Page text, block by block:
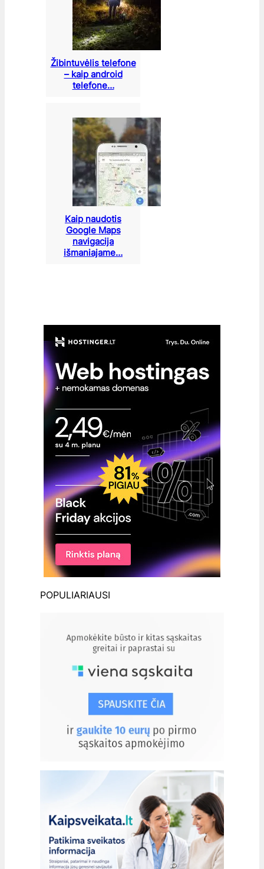
Žibintuvėlis telefone
– kaip android
telefone…
Kaip naudotis
Google Maps
navigacija
išmaniajame…
POPULIARIAUSI